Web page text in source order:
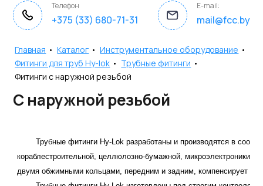
Телефон
+375 (33) 680-71-31
E-mail:
mail@fcc.by
Главная • Каталог • Инструментальное оборудование •
Фитинги для труб Hy-lok • Трубные фитинги •
Фитинги с наружной резьбой
С наружной резьбой
Трубные фитинги Hy-Lok разработаны и производятся в
кораблестроительной, целлюлозно-бумажной, микроэлектроники
двумя обжимными кольцами, передним и задним, компенсирует